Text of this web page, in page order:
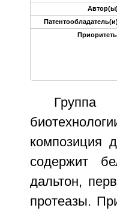
Группа
композиция
содержит
дальтон,
протеазы.